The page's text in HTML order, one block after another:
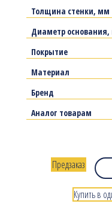
Толщина стенки, мм
Диаметр
Покрытие
Материал
Бренд
Аналог товарам
Предзаказ
Купить в